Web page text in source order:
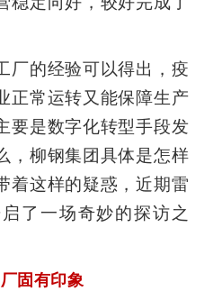
厂的经验可以得出，疫
正常运转又能保障生产
要是数字化转型手段发
，柳钢集团具体是怎样
着这样的疑惑，近期雷
了一场奇妙的探访之
固有印象